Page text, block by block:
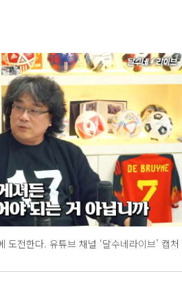
도전한다. 유튜브 채널 ‘달수네라이브’ 캡처